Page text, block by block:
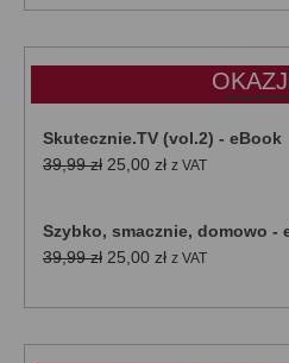
wynosiła:wynosi:
Skutecznie.TV (vol.2) - eBook
39,99zł Pierwotna
39,99 zł.
25,00 złAktualna
25,00 zł.
z VAT
Szybko, smacznie, domowo -
39,99zł Pierwotna
wynosiła:
25,00 złAktualna
wynosi:
z VAT